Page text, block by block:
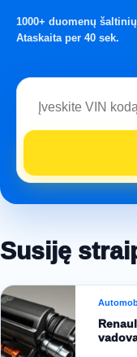
1000+ duomenų šaltinių
Ataskaita per 40 sek.
Susiję